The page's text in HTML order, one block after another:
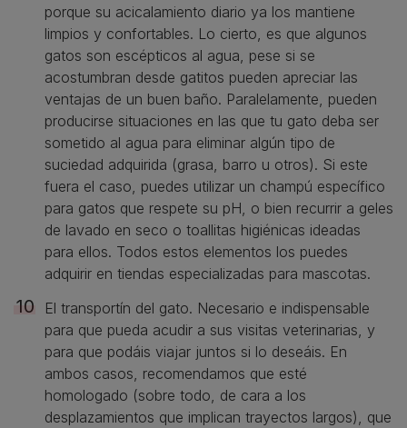
porque su acicalamiento diario ya los mantiene
limpios y confortables. Lo cierto, es que algunos
gatos son escépticos al agua, pese si se
acostumbran desde gatitos pueden apreciar las
ventajas de un buen baño. Paralelamente, pueden
producirse situaciones en las que tu gato deba ser
sometido al agua para eliminar algún tipo de
suciedad adquirida (grasa, barro u otros). Si este
fuera el caso, puedes utilizar un champú específico
para gatos que respete su pH, o bien recurrir a geles
de lavado en seco o toallitas higiénicas ideadas
para ellos. Todos estos elementos los puedes
adquirir en tiendas especializadas para mascotas.
El transportín del gato. Necesario e indispensable
para que pueda acudir a sus visitas veterinarias, y
para que podáis viajar juntos si lo deseáis. En
ambos casos, recomendamos que esté
homologado (sobre todo, de cara a los
desplazamientos que implican trayectos largos), que